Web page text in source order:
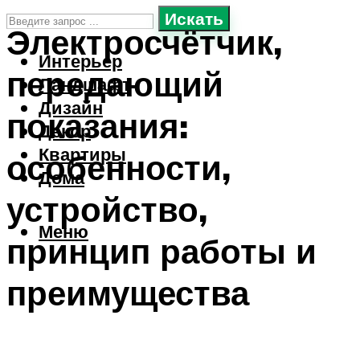
Искать
Интерьер
Ландшафт
Дизайн
Декор
Квартиры
Дома
Меню
Электросчётчик,
передающий
показания:
особенности,
устройство,
принцип работы и
преимущества